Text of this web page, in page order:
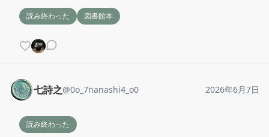
読み終わった 図書館本
七詩之@0o_7nanashi4_o0 2026年6月7日
読み終わった